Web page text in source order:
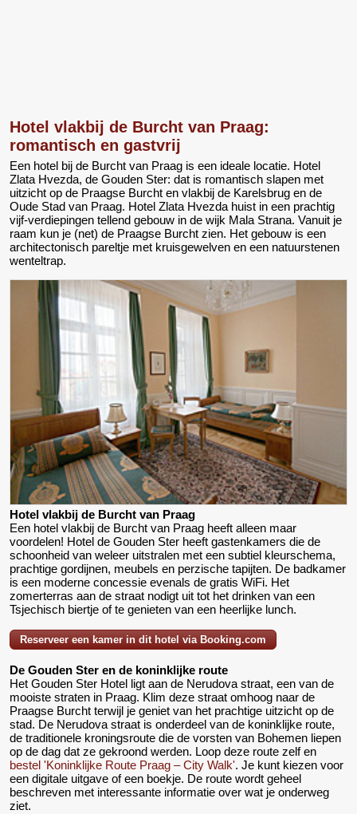
Hotel vlakbij de Burcht van Praag:
romantisch en gastvrij
Een hotel bij de Burcht van Praag is een ideale locatie. Hotel
Zlata Hvezda, de Gouden Ster: dat is romantisch slapen met
uitzicht op de Praagse Burcht en vlakbij de Karelsbrug en de
Oude Stad van Praag. Hotel Zlata Hvezda huist in een prachtig
vijf-verdiepingen tellend gebouw in de wijk Mala Strana. Vanuit je
raam kun je (net) de Praagse Burcht zien. Het gebouw is een
architectonisch pareltje met kruisgewelven en een natuurstenen
wenteltrap.
Hotel vlakbij de Burcht van Praag
Een hotel vlakbij de Burcht van Praag heeft alleen maar
voordelen! Hotel de Gouden Ster heeft gastenkamers die de
schoonheid van weleer uitstralen met een subtiel kleurschema,
prachtige gordijnen, meubels en perzische tapijten. De badkamer
is een moderne concessie evenals de gratis WiFi. Het
zomerterras aan de straat nodigt uit tot het drinken van een
Tsjechisch biertje of te genieten van een heerlijke lunch.
Reserveer een kamer in dit hotel via Booking.com
De Gouden Ster en de koninklijke route
Het Gouden Ster Hotel ligt aan de Nerudova straat, een van de
mooiste straten in Praag. Klim deze straat omhoog naar de
Praagse Burcht terwijl je geniet van het prachtige uitzicht op de
stad. De Nerudova straat is onderdeel van de koninklijke route,
de traditionele kroningsroute die de vorsten van Bohemen liepen
op de dag dat ze gekroond werden. Loop deze route zelf en
bestel 'Koninklijke Route Praag – City Walk'. Je kunt kiezen voor
een digitale uitgave of een boekje. De route wordt geheel
beschreven met interessante informatie over wat je onderweg
ziet.